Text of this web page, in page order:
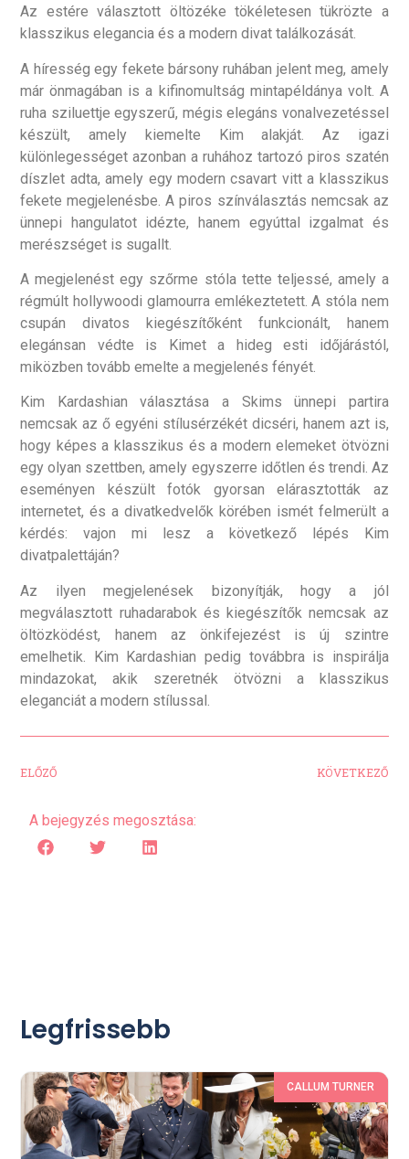
Az estére választott öltözéke tökéletesen tükrözte a
klasszikus elegancia és a modern divat találkozását.
A híresség egy fekete bársony ruhában jelent meg, amely
már önmagában is a kifinomultság mintapéldánya volt. A
ruha sziluettje egyszerű, mégis elegáns vonalvezetéssel
készült, amely kiemelte Kim alakját. Az igazi
különlegességet azonban a ruhához tartozó piros szatén
díszlet adta, amely egy modern csavart vitt a klasszikus
fekete megjelenésbe. A piros színválasztás nemcsak az
ünnepi hangulatot idézte, hanem egyúttal izgalmat és
merészséget is sugallt.
A megjelenést egy szőrme stóla tette teljessé, amely a
régmúlt hollywoodi glamourra emlékeztetett. A stóla nem
csupán divatos kiegészítőként funkcionált, hanem
elegánsan védte is Kimet a hideg esti időjárástól,
miközben tovább emelte a megjelenés fényét.
Kim Kardashian választása a Skims ünnepi partira
nemcsak az ő egyéni stílusérzékét dicséri, hanem azt is,
hogy képes a klasszikus és a modern elemeket ötvözni
egy olyan szettben, amely egyszerre időtlen és trendi. Az
eseményen készült fotók gyorsan elárasztották az
internetet, és a divatkedvelők körében ismét felmerült a
kérdés: vajon mi lesz a következő lépés Kim
divatpalettáján?
Az ilyen megjelenések bizonyítják, hogy a jól
megválasztott ruhadarabok és kiegészítők nemcsak az
öltözködést, hanem az önkifejezést is új szintre
emelhetik. Kim Kardashian pedig továbbra is inspirálja
mindazokat, akik szeretnék ötvözni a klasszikus
eleganciát a modern stílussal.
ELŐZŐ KÖVETKEZŐ
A bejegyzés megosztása:
Legfrissebb
CALLUM TURNER